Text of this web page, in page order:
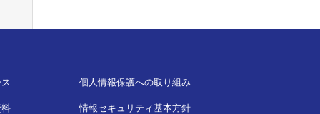
個人情報保護への取り組み
情報セキュリティ基本方針